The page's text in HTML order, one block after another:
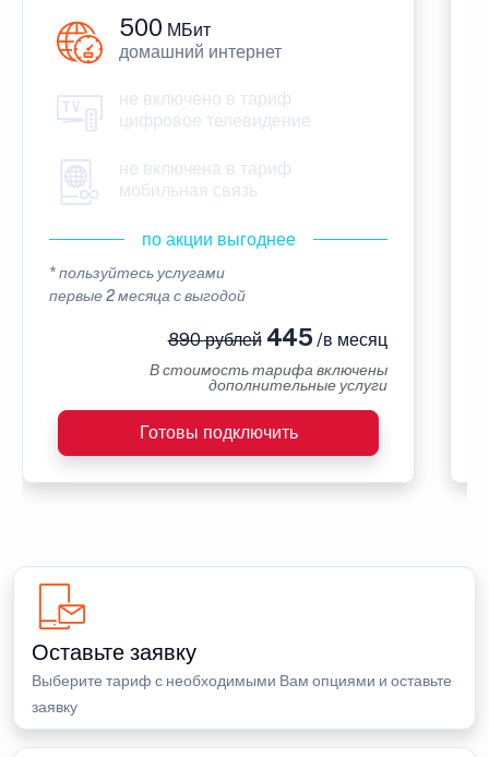
500 МБит
домашний интернет
не включено в тариф
цифровое телевидение
не включена в тариф
мобильная связь
по акции выгоднее
* пользуйтесь услугами
первые 2 месяца с выгодой
890 рублей445 /в месяц
В стоимость тарифа включены
дополнительные услуги
Готовы подключить
Оставьте заявку
Выберите тариф с необходимыми Вам опциями и оставьте
заявку